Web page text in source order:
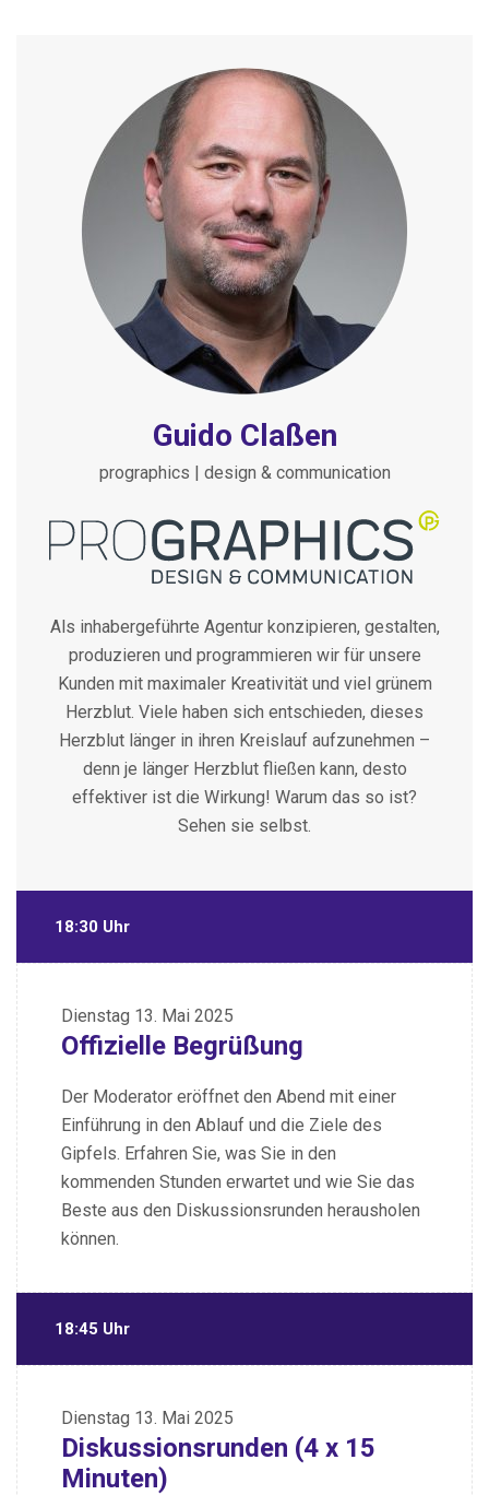
Guido Claßen
prographics | design & communication
Als inhabergeführte Agentur konzipieren, gestalten,
produzieren und programmieren wir für unsere
Kunden mit maximaler Kreativität und viel grünem
Herzblut. Viele haben sich entschieden, dieses
Herzblut länger in ihren Kreislauf aufzunehmen –
denn je länger Herzblut fließen kann, desto
effektiver ist die Wirkung! Warum das so ist?
Sehen sie selbst.
18:30 Uhr
Dienstag 13. Mai 2025
Offizielle Begrüßung
Der Moderator eröffnet den Abend mit einer
Einführung in den Ablauf und die Ziele des
Gipfels. Erfahren Sie, was Sie in den
kommenden Stunden erwartet und wie Sie das
Beste aus den Diskussionsrunden herausholen
können.
18:45 Uhr
Dienstag 13. Mai 2025
Diskussionsrunden (4 x 15
Minuten)